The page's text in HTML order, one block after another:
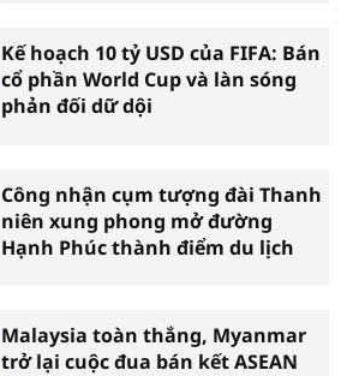
Kế hoạch 10 tỷ USD của FIFA: Bán
cổ phần World Cup và làn sóng
phản đối dữ dội
Công nhận cụm tượng đài Thanh
niên xung phong mở đường
Hạnh Phúc thành điểm du lịch
Malaysia toàn thắng, Myanmar
trở lại cuộc đua bán kết ASEAN